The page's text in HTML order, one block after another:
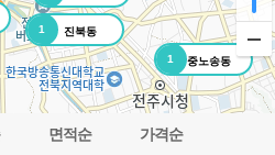
1
진북동
1 중노송동
면적순 가격순
침 이메일무단수집거부